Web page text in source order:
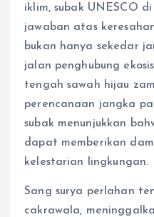
iklim, subak UNESCO
jawaban atas
bukan hanya sekedar
jalan penghubung
tengah sawah hijau
perencanaan jangka
subak menunjukkan
dapat memberikan
kelestarian lingkungan.
Sang surya perlahan
cakrawala,